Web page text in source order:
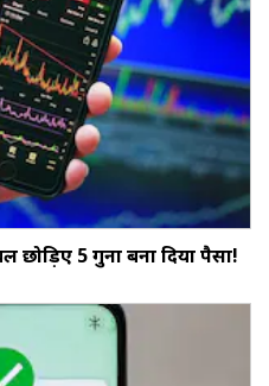
छोड़‍िए 5 गुना बना दिया पैसा!